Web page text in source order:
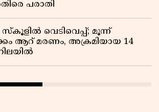
പരാതി
വെടിവെപ്പ്; മൂന്ന്
ആറ് മരണം, അക്രമിയായ 14